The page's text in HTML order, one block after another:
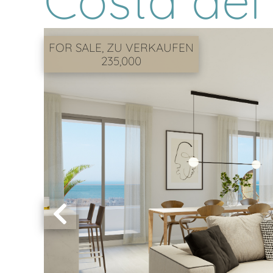
FOR SALE, ZU VERKAUFEN
235,000